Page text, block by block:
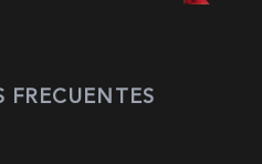
FRECUENTES